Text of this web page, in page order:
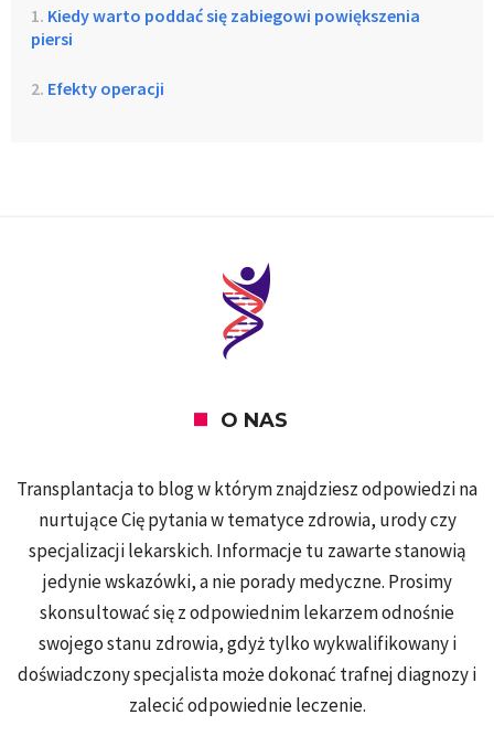
Kiedy warto poddać się zabiegowi powiększenia
piersi
Efekty operacji
O NAS
Transplantacja to blog w którym znajdziesz odpowiedzi na
nurtujące Cię pytania w tematyce zdrowia, urody czy
specjalizacji lekarskich. Informacje tu zawarte stanowią
jedynie wskazówki, a nie porady medyczne. Prosimy
skonsultować się z odpowiednim lekarzem odnośnie
swojego stanu zdrowia, gdyż tylko wykwalifikowany i
doświadczony specjalista może dokonać trafnej diagnozy i
zalecić odpowiednie leczenie.